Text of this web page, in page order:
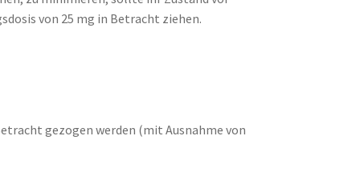
von 25 mg in Betracht ziehen.
gezogen werden (mit Ausnahme von